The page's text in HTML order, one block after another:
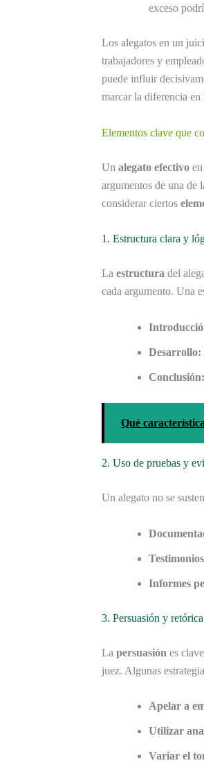
exceso
Los alegatos en un
trabajadores y
puede influir
marcar la diferencia
Elementos clave que
Un alegato efectivo
argumentos de una de
considerar ciertos
1. Estructura clara y
La estructura del
cada argumento. Una
Desarrollo:
Conclusión:
Qué
2. Uso de pruebas y
Un alegato no se
Informes
3. Persuasión y retórica
La persuasión es
juez. Algunas
Apelar a
Utilizar
Variar el